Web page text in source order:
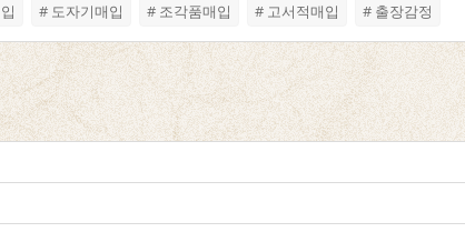
# 도자기매입 # 조각품매입 # 고서적매입 # 출장감정